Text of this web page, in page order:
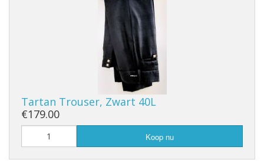
Tartan Trouser, Zwart 40L
€179.00
Koop nu